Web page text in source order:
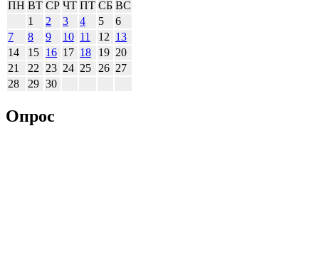
ПН ВТ СР ЧТ ПТ СБ ВС
1
2 3 4 5
6
7
8 9 10 11 12 13
14
15 16 17 18 19 20
21
22 23 24 25 26 27
28
29 30
Опрос